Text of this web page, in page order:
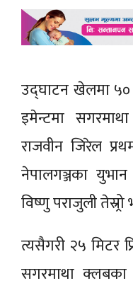
उद्घाटन खेलमा
इमेन्टमा
राजवीन जिरेल
नेपालगञ्जका युभान
विष्णु पराजुली
त्यसैगरी २५ मिटर
सगरमाथा क्लबका